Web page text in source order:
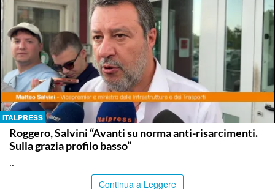
ITALPRESS
Roggero, Salvini “Avanti su norma anti-risarcimenti.
Sulla grazia profilo basso”
..
Continua a Leggere